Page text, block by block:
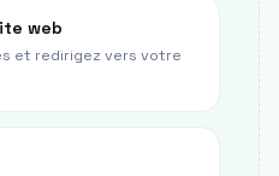
web
et redirigez vers votre